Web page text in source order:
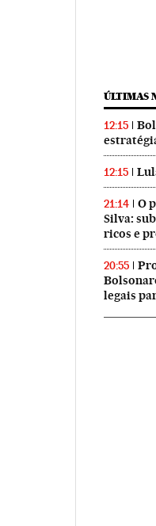
ÚLTIMAS
12:15
12:15
21:14
O
Silva:
ricos e
20:55
legais